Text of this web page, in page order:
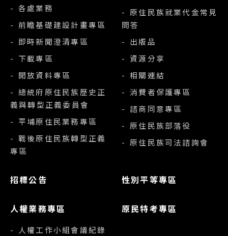
- 各處業務
- 前瞻基礎建設計畫專區
- 即時新聞澄清專區
- 下載專區
- 開放資料專區
- 總統府原住民族歷史正
義與轉型正義委員會
- 平埔原住民業務專區
- 戰後原住民族轉型正義
專區
- 原住民族就業代金常見
問答
- 出版品
- 資源分享
- 相關連結
- 消費者保護專區
- 諮商同意專區
- 原住民族部落役
- 原住民族司法諮詢會
招標公告 性別平等專區
人權業務專區
- 人權工作小組會議紀錄
原民特考專區